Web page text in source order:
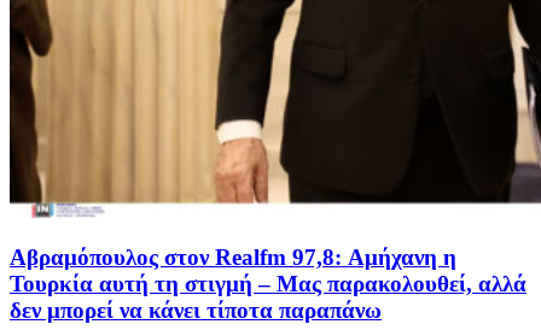
Αβραμόπουλος στον Realfm 97,8: Αμήχανη η
Τουρκία αυτή τη στιγμή – Μας παρακολουθεί, αλλά
δεν μπορεί να κάνει τίποτα παραπάνω